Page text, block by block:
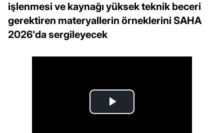
işlenmesi ve kaynağı yüksek teknik beceri
gerektiren materyallerin örneklerini SAHA
2026'da sergileyecek